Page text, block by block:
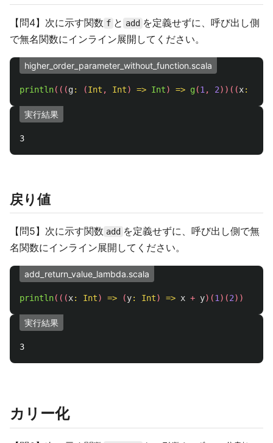
【問4】次に示す関数 f と add を定義せずに、呼び出し側
で無名関数にインライン展開してください。
higher_order_parameter_without_function.scala
println(((g: (Int , Int) => Int) => g(1 , 2))((x:
実行結果
戻り値
【問5】次に示す関数 add を定義せずに、呼び出し側で無
名関数にインライン展開してください。
add_return_value_lambda.scala
println(((x: Int) => (y: Int) => x + y)(1 )(2))
実行結果
カリー化